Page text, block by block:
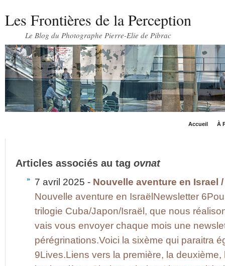
Les Frontières de la Perception
Le Blog du Photographe Pierre-Elie de Pibrac
Accueil À
Articles associés au tag ovnat
7 avril 2025 - Nouvelle aventure en Israel
Nouvelle aventure en IsraëlNewsletter
trilogie Cuba/Japon/Israël, que nous
vais vous envoyer chaque mois une
pérégrinations.Voici la sixème qui paraitra
9Lives.Liens vers la première, la